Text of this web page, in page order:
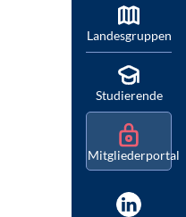
Landesgruppen
Studierende
Mitgliederportal